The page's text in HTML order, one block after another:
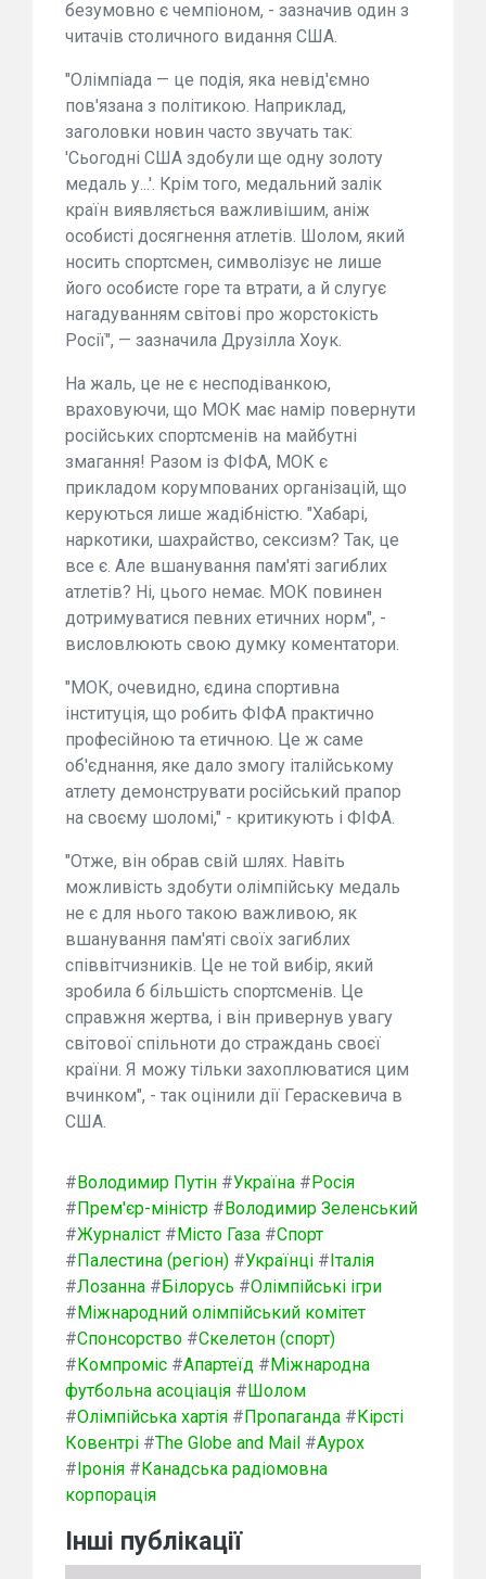
безумовно є чемпіоном, - зазначив один з
читачів столичного видання США.
"Олімпіада — це подія, яка невід'ємно
пов'язана з політикою. Наприклад,
заголовки новин часто звучать так:
'Сьогодні США здобули ще одну золоту
медаль у...'. Крім того, медальний залік
країн виявляється важливішим, аніж
особисті досягнення атлетів. Шолом, який
носить спортсмен, символізує не лише
його особисте горе та втрати, а й слугує
нагадуванням світові про жорстокість
Росії", — зазначила Друзілла Хоук.
На жаль, це не є несподіванкою,
враховуючи, що МОК має намір повернути
російських спортсменів на майбутні
змагання! Разом із ФІФА, МОК є
прикладом корумпованих організацій, що
керуються лише жадібністю. "Хабарі,
наркотики, шахрайство, сексизм? Так, це
все є. Але вшанування пам'яті загиблих
атлетів? Ні, цього немає. МОК повинен
дотримуватися певних етичних норм", -
висловлюють свою думку коментатори.
"МОК, очевидно, єдина спортивна
інституція, що робить ФІФА практично
професійною та етичною. Це ж саме
об'єднання, яке дало змогу італійському
атлету демонструвати російський прапор
на своєму шоломі," - критикують і ФІФА.
"Отже, він обрав свій шлях. Навіть
можливість здобути олімпійську медаль
не є для нього такою важливою, як
вшанування пам'яті своїх загиблих
співвітчизників. Це не той вибір, який
зробила б більшість спортсменів. Це
справжня жертва, і він привернув увагу
світової спільноти до страждань своєї
країни. Я можу тільки захоплюватися цим
вчинком", - так оцінили дії Гераскевича в
США.
#Володимир Путін #Україна #Росія
#Прем'єр-міністр #Володимир Зеленський
#Журналіст #Місто Газа #Спорт
#Палестина (регіон) #Українці #Італія
#Лозанна #Білорусь #Олімпійські ігри
#Міжнародний олімпійський комітет
#Спонсорство #Скелетон (спорт)
#Компроміс #Апартеїд #Міжнародна
футбольна асоціація #Шолом
#Олімпійська хартія #Пропаганда #Кірсті
Ковентрі #The Globe and Mail #Аурох
#Іронія #Канадська радіомовна
корпорація
Інші публікації